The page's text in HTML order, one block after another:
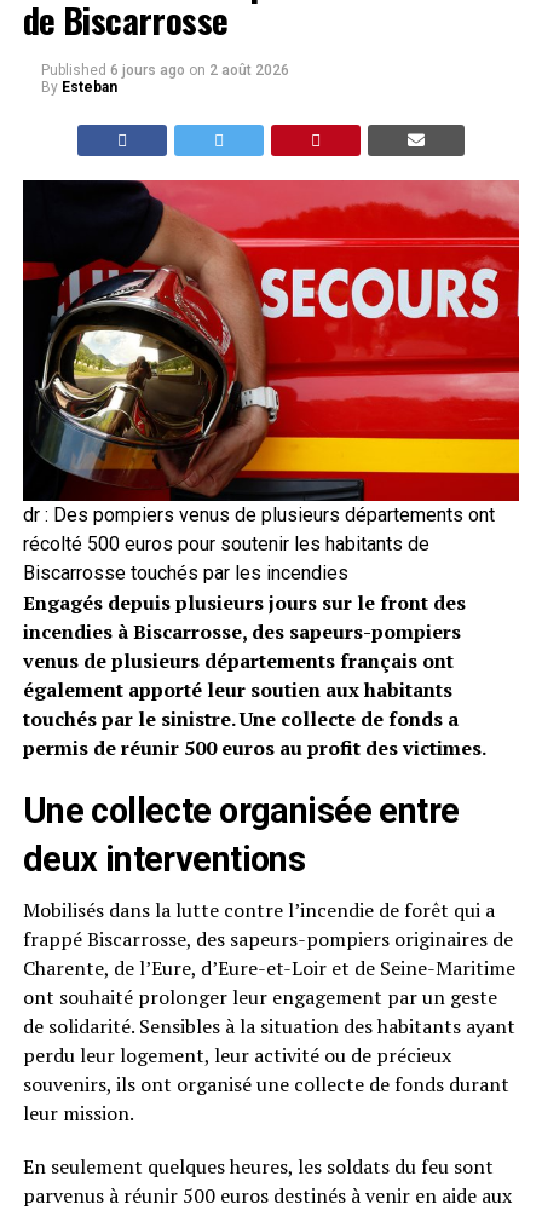
de Biscarrosse
Published 6 jours ago on 2 août 2026
By Esteban
dr : Des pompiers venus de plusieurs départements ont
récolté 500 euros pour soutenir les habitants de
Biscarrosse touchés par les incendies
Engagés depuis plusieurs jours sur le front des
incendies à Biscarrosse, des sapeurs-pompiers
venus de plusieurs départements français ont
également apporté leur soutien aux habitants
touchés par le sinistre. Une collecte de fonds a
permis de réunir 500 euros au profit des victimes.
Une collecte organisée entre
deux interventions
Mobilisés dans la lutte contre l’incendie de forêt qui a
frappé Biscarrosse, des sapeurs-pompiers originaires de
Charente, de l’Eure, d’Eure-et-Loir et de Seine-Maritime
ont souhaité prolonger leur engagement par un geste
de solidarité. Sensibles à la situation des habitants ayant
perdu leur logement, leur activité ou de précieux
souvenirs, ils ont organisé une collecte de fonds durant
leur mission.
En seulement quelques heures, les soldats du feu sont
parvenus à réunir 500 euros destinés à venir en aide aux